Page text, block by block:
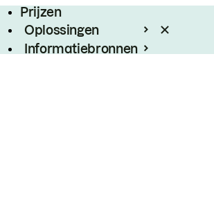
Prijzen
Oplossingen
Informatiebronnen